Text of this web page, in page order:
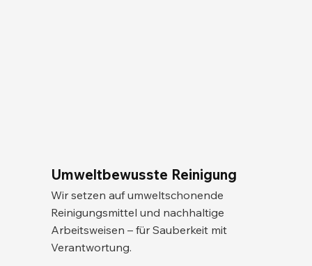
Umweltbewusste Reinigung
Wir setzen auf umweltschonende
Reinigungsmittel und nachhaltige
Arbeitsweisen – für Sauberkeit mit
Verantwortung.